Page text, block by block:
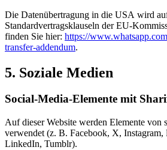
Die Datenübertragung in die USA wird
Standardvertragsklauseln der EU-
finden Sie hier: https://
transfer-addendum.
5. Soziale Medien
Social-Media-Elemente mit
Auf dieser Website werden Elemente von
verwendet (z. B. Facebook, X,
LinkedIn, Tumblr).